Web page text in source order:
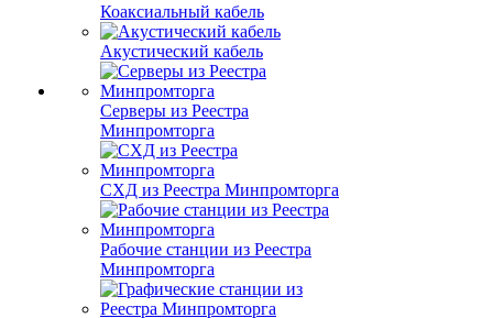
Коаксиальный кабель
Акустический кабель
Серверы из Реестра
Минпромторга
СХД из Реестра Минпромторга
Рабочие станции из Реестра
Минпромторга